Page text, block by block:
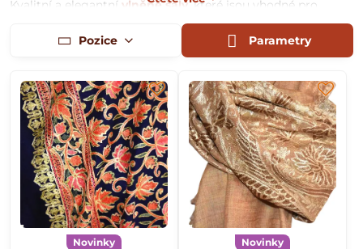
Kvalitní a elegantní vlněné šály, které jsou vhodné pro
celoroční nošení. Vlna se získává ze zvířat žijících ve
vysokých nadmořských výškách. Vyznačuje se vysokou
Vynikající chrání před chladem v zimních měsících, naopak v
přechodném období a letních měsících příjemně chladí.
Díky své jemnosti a nádhernému vyšívanému vzoru jsou
vynikajícím elegantním doplňkem slavnostního oděvu i
běžného oblečení.
Kašmírové šálydnes nosí nejen dámy, ale také pánové, právě
pro jejich nádherný vyšívaný vzor, ​​který krásně doplní
oblečení.
Pozice Parametry
Novinky
Novinky